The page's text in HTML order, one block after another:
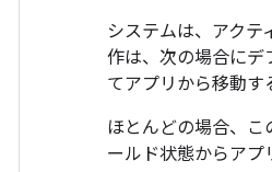
システムは、アクテ
作は、次の場合にデ
てアプリから移動す
ほとんどの場合、こ
ールド状態からアプ